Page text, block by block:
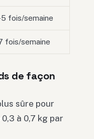
fois/semaine
fois/semaine
de façon
sûre pour
à 0,7 kg par